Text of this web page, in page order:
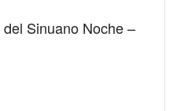
Sinuano Noche –